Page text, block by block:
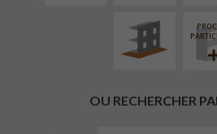
OU RECHERCHER